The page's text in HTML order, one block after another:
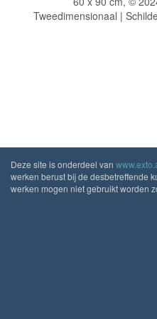
Tweedimensionaal |
Deze site is onderdeel van
werken berust bij de desbetreffende
werken mogen niet gebruikt worden